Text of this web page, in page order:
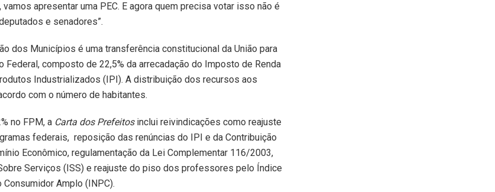
apresentar uma PEC. E agora quem precisa votar isso não é
e senadores”.
dos Municípios é uma transferência constitucional da União para
composto de 22,5% da arrecadação do Imposto de Renda
Industrializados (IPI). A distribuição dos recursos aos
com o número de habitantes.
no FPM, a Carta dos Prefeitosinclui reivindicações como reajuste
federais, reposição das renúncias do IPI e da Contribuição
Econômico, regulamentação da Lei Complementar 116/2003,
Serviços (ISS) e reajuste do piso dos professores pelo Índice
Amplo (INPC).